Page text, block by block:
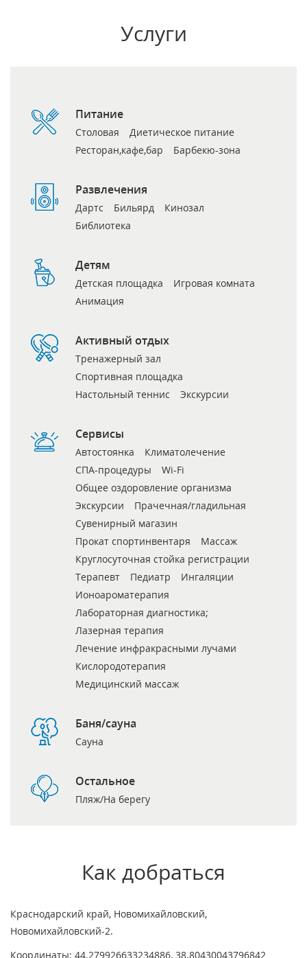
Услуги
Питание
Столовая
Диетическое питание
Ресторан,кафе,бар
Барбекю-зона
Развлечения
Дартс Бильярд
Кинозал
Библиотека
Детям
Детская площадка
Игровая комната
Анимация
Активный отдых
Тренажерный зал
Спортивная площадка
Настольный теннис
Экскурсии
Сервисы
Автостоянка
Климатолечение
СПА-процедуры
Wi-Fi
Общее оздоровление организма
Экскурсии
Прачечная/гладильная
Сувенирный магазин
Прокат спортинвентаря
Массаж
Круглосуточная стойка регистрации
Терапевт
Педиатр
Ингаляции
Ионоароматерапия
Лабораторная диагностика;
Лазерная терапия
Лечение инфракрасными лучами
Кислородотерапия
Медицинский массаж
Баня/сауна
Сауна
Остальное
Пляж/На берегу
Как добраться
Краснодарский край, Новомихайловский,
Новомихайловский-2.
Координаты: 44.279926633234886, 38.80430043796842